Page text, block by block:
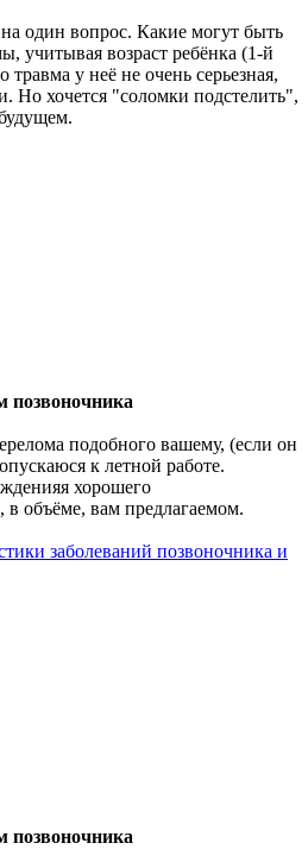
один вопрос. Какие могут быть
учитывая возраст ребёнка (1-й
у неё не очень серьезная,
Но хочется "соломки подстелить",
позвоночника
подобного вашему, (если он
к летной работе.
хорошего
в объёме, вам предлагаемом.
заболеваний позвоночника и
позвоночника